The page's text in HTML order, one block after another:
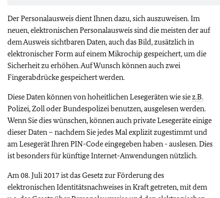
Der Personalausweis dient Ihnen dazu, sich auszuweisen. Im
neuen, elektronischen Personalausweis sind die meisten der auf
dem Ausweis sichtbaren Daten, auch das Bild, zusätzlich in
elektronischer Form auf einem Mikrochip gespeichert, um die
Sicherheit zu erhöhen. Auf Wunsch können auch zwei
Fingerabdrücke gespeichert werden.
Diese Daten können von hoheitlichen Lesegeräten wie siez.B.
Polizei, Zoll oder Bundespolizei benutzen, ausgelesen werden.
Wenn Sie dies wünschen, können auch private Lesegeräte einige
dieser Daten – nachdem Sie jedes Mal explizit zugestimmt und
am Lesegerät Ihren PIN-Code eingegeben haben - auslesen. Dies
ist besonders für künftige Internet-Anwendungen nützlich.
Am 08. Juli 2017 ist das Gesetz zur Förderung des
elektronischen Identitätsnachweises in Kraft getreten, mit dem